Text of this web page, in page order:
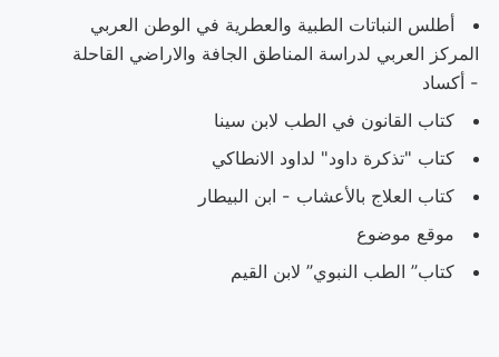
أطلس النباتات الطبية والعطرية في الوطن العربي
المركز العربي لدراسة المناطق الجافة والاراضي القاحلة
- أكساد
كتاب القانون في الطب لابن سينا
كتاب "تذكرة داود" لداود الانطاكي
كتاب العلاج بالأعشاب - ابن البيطار
موقع موضوع
كتاب” الطب النبوي” لابن القيم